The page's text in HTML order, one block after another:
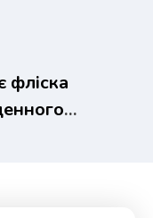
фліска